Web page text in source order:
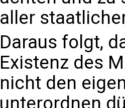
aller
Daraus folgt,
Existenz des
nicht den
unterordnen